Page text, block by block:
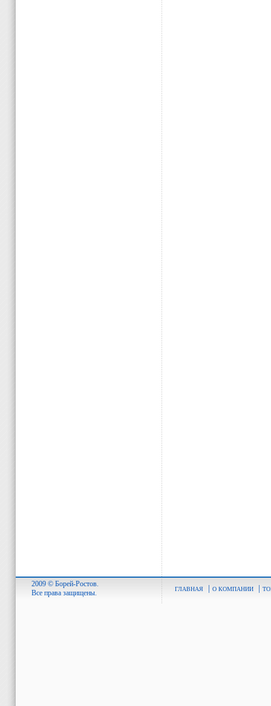
2009 © Борей-Ростов.
Все права защищены.
ГЛАВНАЯ О КОМПАНИИ